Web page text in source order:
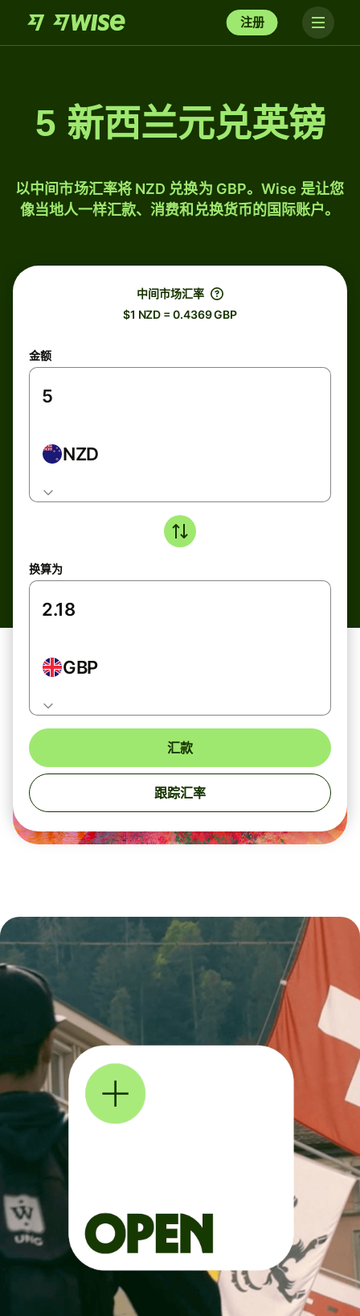
注册
5 新西兰元兑英镑
以中间市场汇率将 NZD 兑换为 GBP。Wise 是让您
像当地人一样汇款、消费和兑换货币的国际账户。
中间市场汇率
$1 NZD = 0.4369 GBP
金额
NZD
换算为
GBP
汇款
跟踪汇率